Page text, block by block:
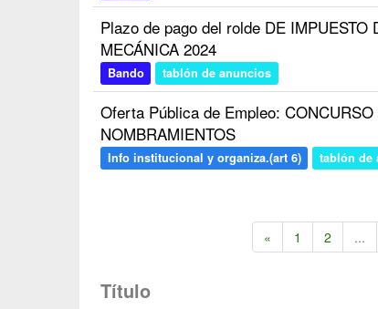
Plazo de pago del rolde DE IMPUESTO
MECÁNICA 2024
Bando tablón de anuncios
Oferta Pública de Empleo:
NOMBRAMIENTOS
Info institucional y organiza.(art 6) tablón de
« 1 2 ...
Título